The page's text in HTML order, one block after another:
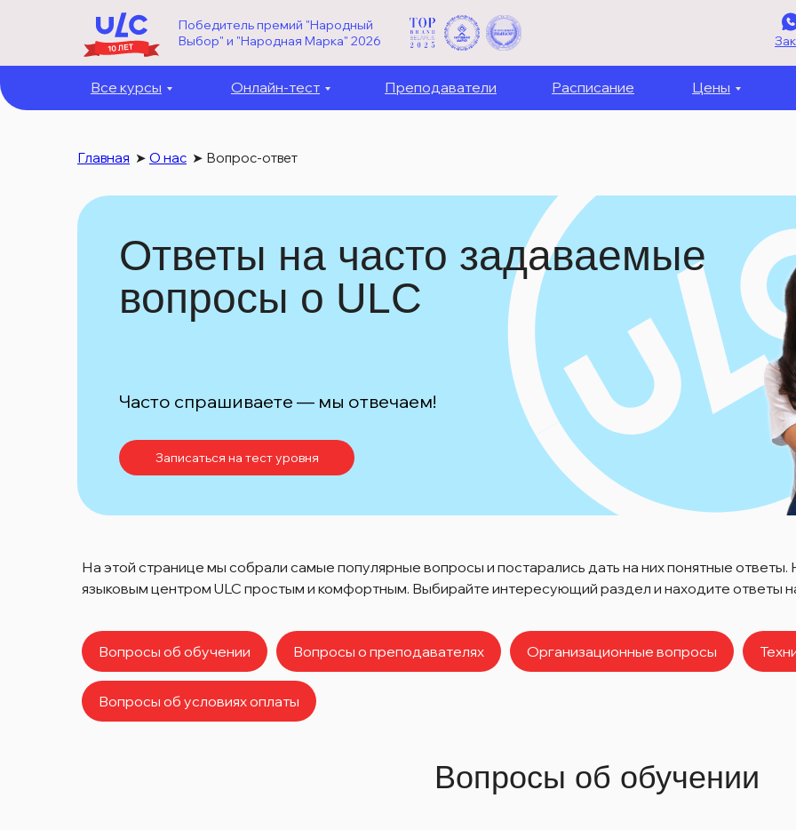
Победитель премий "Народный
Выбор" и "Народная Марка" 2026
Цены
Онлайн-тест Преподаватели Расписание
Все курсы
Главная ➤ О нас ➤ Вопрос-ответ
Ответы на часто задаваемые
вопросы о ULC
Часто спрашиваете — мы отвечаем!
Записаться на тест уровня
На этой странице мы собрали самые популярные вопросы и постарались дать на них понятные
языковым центром ULC простым и комфортным. Выбирайте интересующий раздел и находите ответы
Вопросы об обучении Вопросы о преподавателях Организационные вопросы
Вопросы об условиях оплаты
Вопросы об обучении